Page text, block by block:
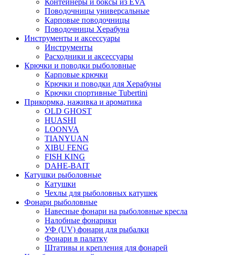
Контейнеры и боксы из EVA
Поводочницы универсальные
Карповые поводочницы
Поводочницы Херабуна
Инструменты и аксессуары
Инструменты
Расходники и аксессуары
Крючки и поводки рыболовные
Карповые крючки
Крючки и поводки для Херабуны
Крючки спортивные Tubertini
Прикормка, наживка и ароматика
OLD GHOST
HUASHI
LOONVA
TIANYUAN
XIBU FENG
FISH KING
DAHE-BAIT
Катушки рыболовные
Катушки
Чехлы для рыболовных катушек
Фонари рыболовные
Навесные фонари на рыболовные кресла
Налобные фонарики
УФ (UV) фонари для рыбалки
Фонари в палатку
Штативы и крепления для фонарей